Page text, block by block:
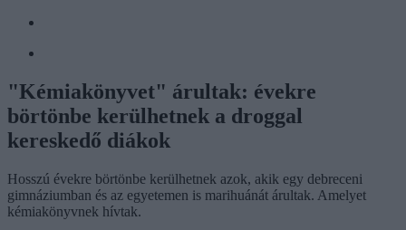
"Kémiakönyvet" árultak: évekre
börtönbe kerülhetnek a droggal
kereskedő diákok
Hosszú évekre börtönbe kerülhetnek azok, akik egy debreceni
gimnáziumban és az egyetemen is marihuánát árultak. Amelyet
kémiakönyvnek hívtak.